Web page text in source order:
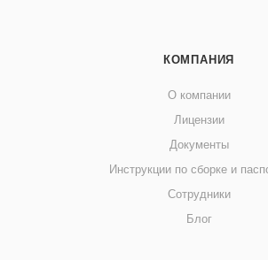
КОМПАНИЯ
О компании
Лицензии
Документы
Инструкции по сборке и
Сотрудники
Блог